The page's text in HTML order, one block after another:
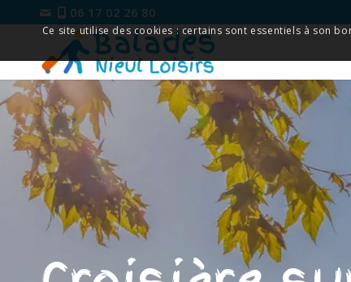
06 17 02 26 80
Ce site utilise des cookies : certains sont essentiels à son